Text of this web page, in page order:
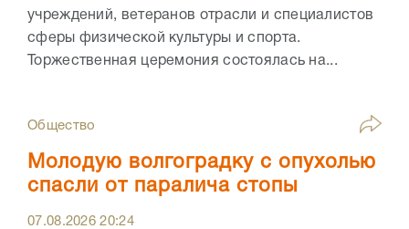
учреждений, ветеранов отрасли и специалистов
сферы физической культуры и спорта.
Торжественная церемония состоялась на...
Общество
Молодую волгоградку с опухолью
спасли от паралича стопы
07.08.202620:24